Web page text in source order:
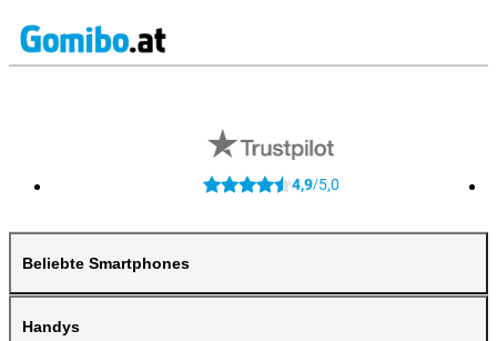
4,9/5,0
Beliebte Smartphones
Handys